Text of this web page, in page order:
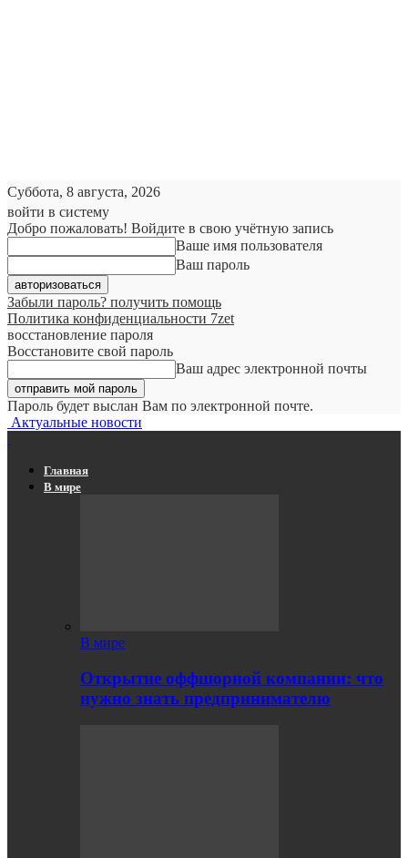
Суббота, 8 августа, 2026
войти в систему
Добро пожаловать! Войдите в свою учётную запись
Ваше имя пользователя
Ваш пароль
Забыли пароль? получить помощь
Политика конфиденциальности 7zet
восстановление пароля
Восстановите свой пароль
Ваш адрес электронной почты
Пароль будет выслан Вам по электронной почте.
Актуальные новости
Главная
В мире
В мире
Открытие оффшорной компании: что
нужно знать предпринимателю